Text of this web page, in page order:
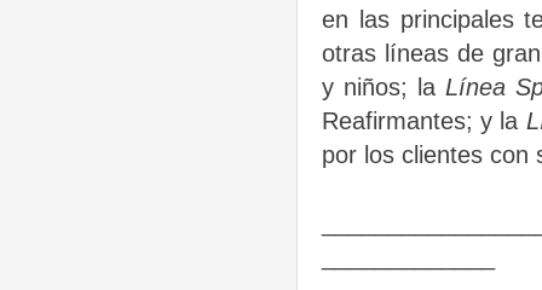
en las principales
otras líneas de
y niños; la Línea
Reafirmantes; y la
por los clientes con